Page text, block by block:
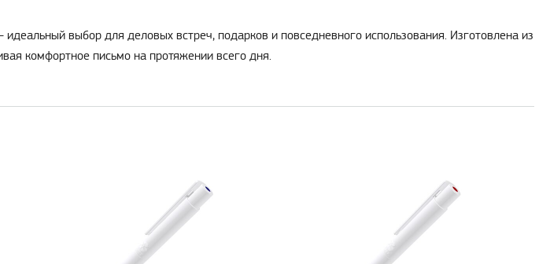
выбор для деловых встреч, подарков и повседневного использования. Изготовлена из
комфортное письмо на протяжении всего дня.